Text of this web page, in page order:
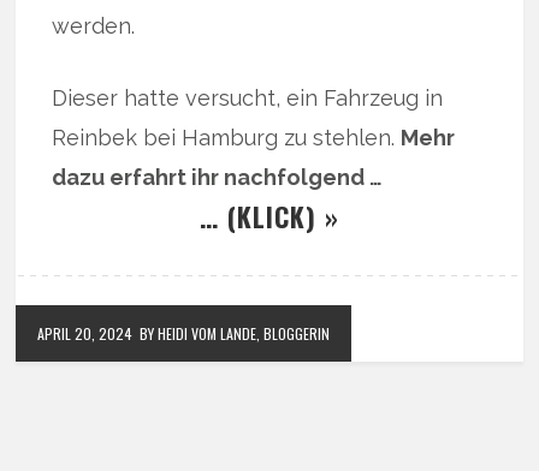
werden.
Dieser hatte versucht, ein Fahrzeug in
Reinbek bei Hamburg zu stehlen. Mehr
dazu erfahrt ihr nachfolgend …
… (KLICK) »
APRIL 20, 2024 BY HEIDI VOM LANDE, BLOGGERIN